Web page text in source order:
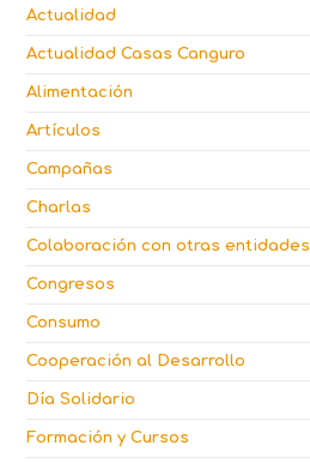
Actualidad
Actualidad Casas Canguro
Alimentación
Artículos
Campañas
Charlas
Colaboración con otras entidades
Congresos
Consumo
Cooperación al Desarrollo
Día Solidario
Formación y Cursos